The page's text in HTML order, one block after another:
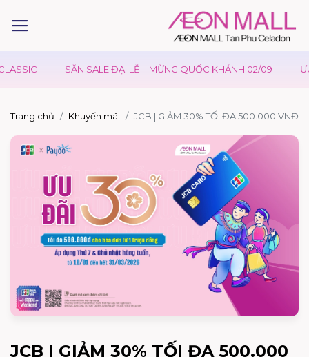
SĂN SALE ĐẠI LỄ – MỪNG QUỐC KHÁNH 02/09 ƯU
Trang chủ Khuyến mãi JCB | GIẢM 30% TỐI ĐA 500.000 VNĐ
JCB | GIẢM 30% TỐI ĐA 500.000